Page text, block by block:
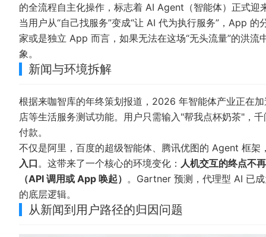
的全流程自主化操作，标志着 AI Agent（智能体）正式迎
当用户从“自己找服务”变成“让 AI 代为执行服务”，App
家或是独立 App 而言，如果无法在这场“无头流量”的洪
象。
新闻与环境拆解
根据来咖智库的年终策划报道，2026 年智能体产业正在
店等生活服务测试功能。用户只需输入"帮我点杯奶茶"，
付款。
不仅是阿里，百度的超级智能体、腾讯优图的 Agent 框
入口 。这带来了一个核心的环境变化： 人机交互的终点不
（API 调用或 App 唤起） 。Gartner 预测，代理型 AI 已
的底层逻辑。
从新闻到用户路径的归因问题